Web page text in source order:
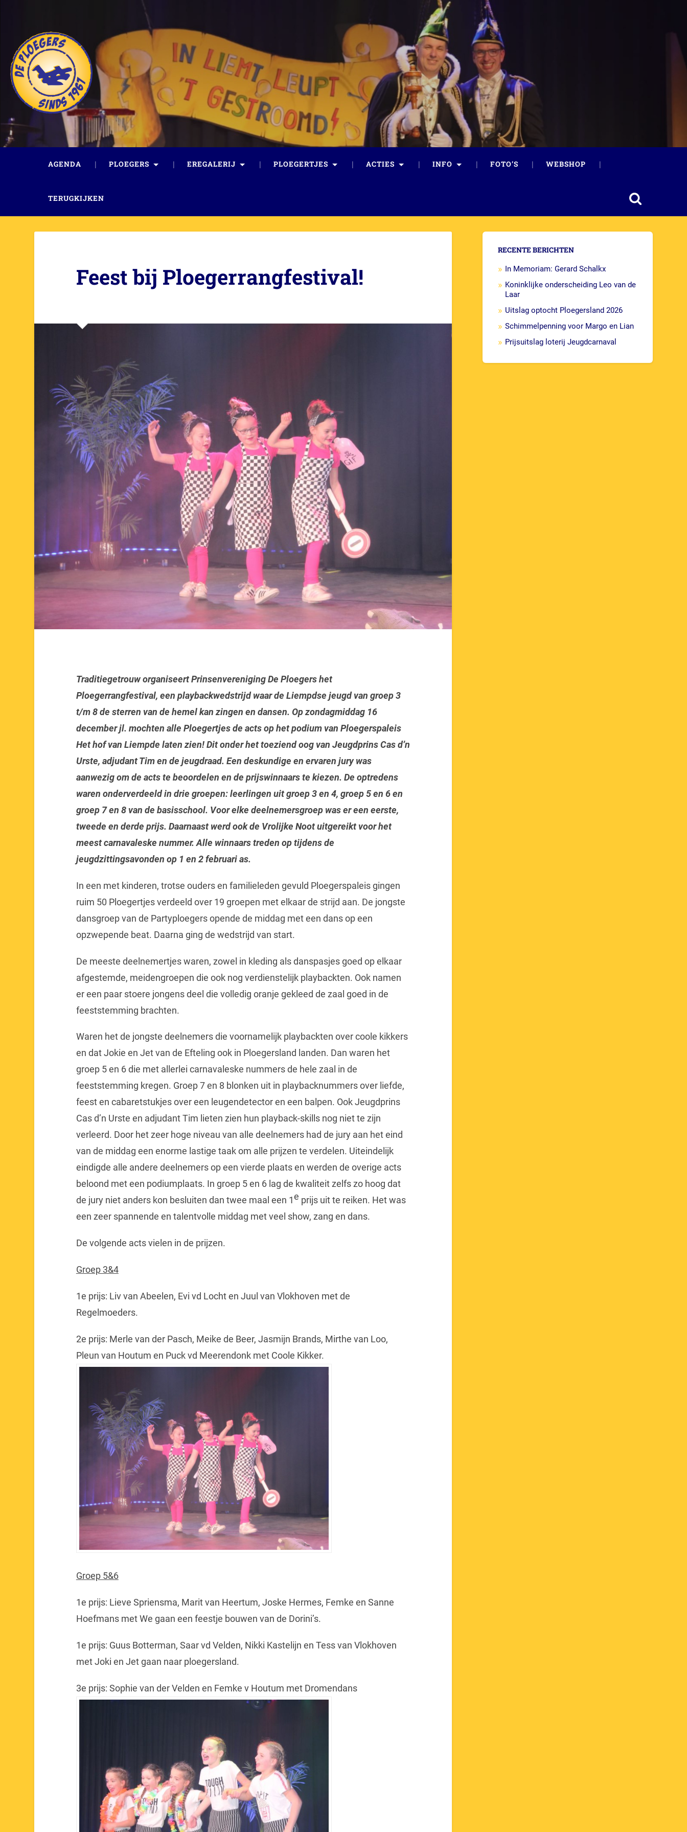
AGENDA PLOEGERS EREGALERIJ PLOEGERTJES ACTIES INFO FOTO’S WEBSHOP
TERUGKIJKEN
Feest bij Ploegerrangfestival!
Traditiegetrouw organiseert Prinsenvereniging De Ploegers het
Ploegerrangfestival, een playbackwedstrijd waar de Liempdse jeugd van groep 3
t/m 8 de sterren van de hemel kan zingen en dansen. Op zondagmiddag 16
december jl. mochten alle Ploegertjes de acts op het podium van Ploegerspaleis
Het hof van Liempde laten zien! Dit onder het toeziend oog van Jeugdprins Cas d’n
Urste, adjudant Tim en de jeugdraad. Een deskundige en ervaren jury was
aanwezig om de acts te beoordelen en de prijswinnaars te kiezen. De optredens
waren onderverdeeld in drie groepen: leerlingen uit groep 3 en 4, groep 5 en 6 en
groep 7 en 8 van de basisschool. Voor elke deelnemersgroep was er een eerste,
tweede en derde prijs. Daarnaast werd ook de Vrolijke Noot uitgereikt voor het
meest carnavaleske nummer. Alle winnaars treden op tijdens de
jeugdzittingsavonden op 1 en 2 februari as.
In een met kinderen, trotse ouders en familieleden gevuld Ploegerspaleis gingen
ruim 50 Ploegertjes verdeeld over 19 groepen met elkaar de strijd aan. De jongste
dansgroep van de Partyploegers opende de middag met een dans op een
opzwepende beat. Daarna ging de wedstrijd van start.
De meeste deelnemertjes waren, zowel in kleding als danspasjes goed op elkaar
afgestemde, meidengroepen die ook nog verdienstelijk playbackten. Ook namen
er een paar stoere jongens deel die volledig oranje gekleed de zaal goed in de
feeststemming brachten.
Waren het de jongste deelnemers die voornamelijk playbackten over coole kikkers
en dat Jokie en Jet van de Efteling ook in Ploegersland landen. Dan waren het
groep 5 en 6 die met allerlei carnavaleske nummers de hele zaal in de
feeststemming kregen. Groep 7 en 8 blonken uit in playbacknummers over liefde,
feest en cabaretstukjes over een leugendetector en een balpen. Ook Jeugdprins
Cas d’n Urste en adjudant Tim lieten zien hun playback-skills nog niet te zijn
verleerd. Door het zeer hoge niveau van alle deelnemers had de jury aan het eind
van de middag een enorme lastige taak om alle prijzen te verdelen. Uiteindelijk
eindigde alle andere deelnemers op een vierde plaats en werden de overige acts
beloond met een podiumplaats. In groep 5 en 6 lag de kwaliteit zelfs zo hoog dat
de jury niet anders kon besluiten dan twee maal een 1e prijs uit te reiken. Het was
een zeer spannende en talentvolle middag met veel show, zang en dans.
De volgende acts vielen in de prijzen.
Groep 3&4
1e prijs: Liv van Abeelen, Evi vd Locht en Juul van Vlokhoven met de
Regelmoeders.
2e prijs: Merle van der Pasch, Meike de Beer, Jasmijn Brands, Mirthe van Loo,
Pleun van Houtum en Puck vd Meerendonk met Coole Kikker.
Groep 5&6
1e prijs: Lieve Spriensma, Marit van Heertum, Joske Hermes, Femke en Sanne
Hoefmans met We gaan een feestje bouwen van de Dorini’s.
1e prijs: Guus Botterman, Saar vd Velden, Nikki Kastelijn en Tess van Vlokhoven
met Joki en Jet gaan naar ploegersland.
3e prijs: Sophie van der Velden en Femke v Houtum met Dromendans
RECENTE BERICHTEN
In Memoriam: Gerard Schalkx
Koninklijke onderscheiding Leo van de
Laar
Uitslag optocht Ploegersland 2026
Schimmelpenning voor Margo en Lian
Prijsuitslag loterij Jeugdcarnaval